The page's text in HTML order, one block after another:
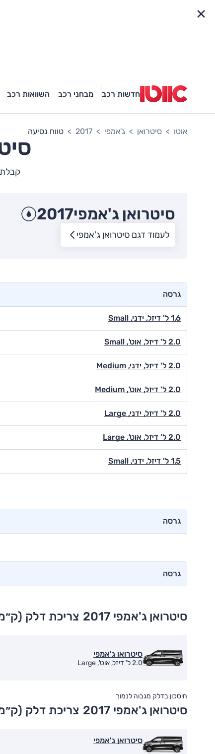
חדשות רכב מבחני רכב השוואות רכב
אוטו סיטרואן ג'אמפי 2017 טווח נסיעה
סיטרואן ג'אמפי2017
לעמוד דגם סיטרואן ג'אמפי
גרסה
1.6 ל' דיזל, ידני, Small
2.0 ל' דיזל, אוט', Small
2.0 ל' דיזל, ידני, Medium
2.0 ל' דיזל, אוט', Medium
2.0 ל' דיזל, ידני, Large
2.0 ל' דיזל, אוט', Large
1.5 ל' דיזל, ידני, Small
גרסה
גרסה
סיטרואן ג'אמפי 2017 צריכת דלק
סיטרואן ג'אמפי
2.0 ל' דיזל, אוט', Large
חיסכון בדלק מגבוה לנמוך
סיטרואן ג'אמפי 2017 צריכת דלק
סיטרואן ג'אמפי